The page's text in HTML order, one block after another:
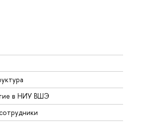
в НИУ ВШЭ